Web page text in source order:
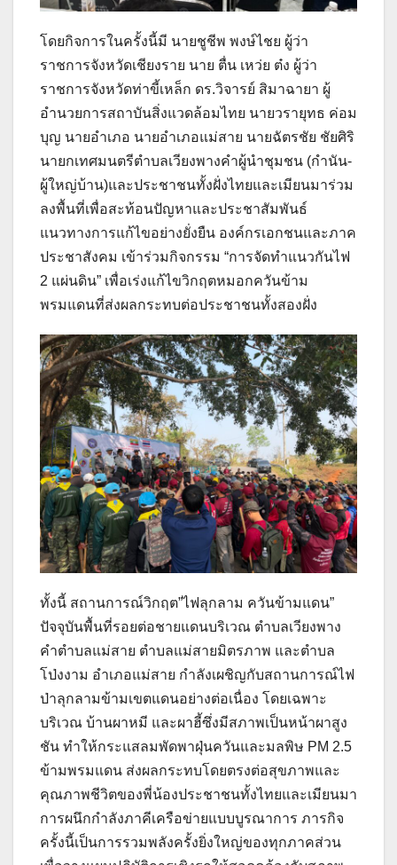
โดยกิจการในครั้งนี้มี นายชูชีพ พงษ์ไชย ผู้ว่า
ราชการจังหวัดเชียงราย นาย ตื่น เหว่ย ต๋ง ผู้ว่า
ราชการจังหวัดท่าขี้เหล็ก ดร.วิจารย์ สิมาฉายา ผู้
อำนวยการสถาบันสิ่งแวดล้อมไทย นายวรายุทธ ค่อม
บุญ นายอำเภอ นายอำเภอแม่สาย นายฉัตรชัย ชัยศิริ
นายกเทศมนตรีตำบลเวียงพางคำผู้นำชุมชน (กำนัน-
ผู้ใหญ่บ้าน)และประชาชนทั้งฝั่งไทยและเมียนมาร่วม
ลงพื้นที่เพื่อสะท้อนปัญหาและประชาสัมพันธ์
แนวทางการแก้ไขอย่างยั่งยืน องค์กรเอกชนและภาค
ประชาสังคม เข้าร่วมกิจกรรม “การจัดทำแนวกันไฟ
2 แผ่นดิน” เพื่อเร่งแก้ไขวิกฤตหมอกควันข้าม
พรมแดนที่ส่งผลกระทบต่อประชาชนทั้งสองฝั่ง
ทั้งนี้ สถานการณ์วิกฤต”ไฟลุกลาม ควันข้ามแดน”
ปัจจุบันพื้นที่รอยต่อชายแดนบริเวณ ตำบลเวียงพาง
คำตำบลแม่สาย ตำบลแม่สายมิตรภาพ และตำบล
โป่งงาม อำเภอแม่สาย กำลังเผชิญกับสถานการณ์ไฟ
ป่าลุกลามข้ามเขตแดนอย่างต่อเนื่อง โดยเฉพาะ
บริเวณ บ้านผาหมี และผาฮี้ซึ่งมีสภาพเป็นหน้าผาสูง
ชัน ทำให้กระแสลมพัดพาฝุ่นควันและมลพิษ PM 2.5
ข้ามพรมแดน ส่งผลกระทบโดยตรงต่อสุขภาพและ
คุณภาพชีวิตของพี่น้องประชาชนทั้งไทยและเมียนมา
การผนึกกำลังภาคีเครือข่ายแบบบูรณาการ ภารกิจ
ครั้งนี้เป็นการรวมพลังครั้งยิ่งใหญ่ของทุกภาคส่วน